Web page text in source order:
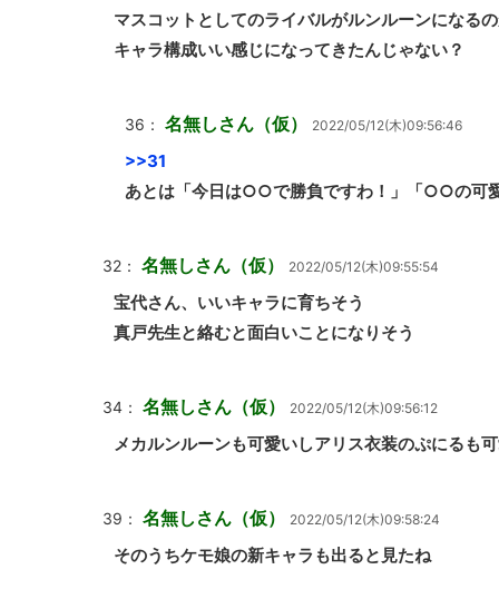
マスコットとしてのライバルがルンルーンになる
キャラ構成いい感じになってきたんじゃない？
36： 名無しさん（仮） 2022/05/12(木)09:56:46
>>31
あとは「今日は○○で勝負ですわ！」「○○の可
32： 名無しさん（仮） 2022/05/12(木)09:55:54
宝代さん、いいキャラに育ちそう
真戸先生と絡むと面白いことになりそう
34： 名無しさん（仮） 2022/05/12(木)09:56:12
メカルンルーンも可愛いしアリス衣装のぷにるも
39： 名無しさん（仮） 2022/05/12(木)09:58:24
そのうちケモ娘の新キャラも出ると見たね